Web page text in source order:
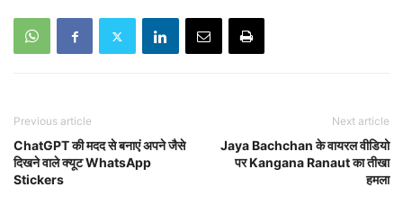
Previous article
ChatGPT की मदद से बनाएं अपने जैसे
दिखने वाले क्यूट WhatsApp
Stickers
Next article
Jaya Bachchan के वायरल वीडियो
पर Kangana Ranaut का तीखा
हमला